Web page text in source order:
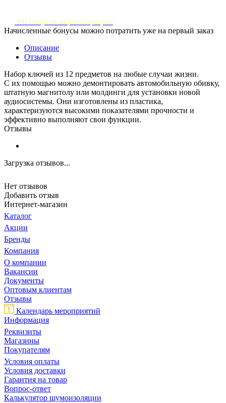
300 бонусов за регистрацию
Начисленные бонусы можно потратить уже на первый заказ
Описание
Отзывы
Набор ключей из 12 предметов на любые случаи жизни.
С их помощью можно демонтировать автомобильную обивку,
штатную магнитолу или молдинги для установки новой
аудиосистемы. Они изготовлены из пластика,
характеризуются высокими показателями прочности и
эффективно выполняют свои функции.
Отзывы
Загрузка отзывов...
Нет отзывов
Добавить отзыв
Интернет-магазин
Каталог
Акции
Бренды
Компания
О компании
Вакансии
Документы
Оптовым клиентам
Отзывы
Календарь мероприятий
Информация
Реквизиты
Магазины
Покупателям
Условия оплаты
Условия доставки
Гарантия на товар
Вопрос-ответ
Калькулятор шумоизоляции